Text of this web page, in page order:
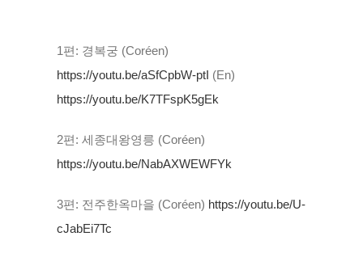
1편: 경복궁 (Coréen)
https://youtu.be/aSfCpbW-ptI (En)
https://youtu.be/K7TFspK5gEk
2편: 세종대왕영릉 (Coréen)
https://youtu.be/NabAXWEWFYk
3편: 전주한옥마을 (Coréen) https://youtu.be/U-
cJabEi7Tc